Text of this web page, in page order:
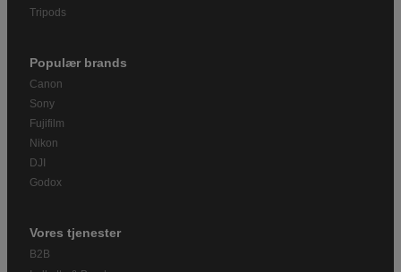
Tripods
Populær brands
Canon
Sony
Fujifilm
Nikon
DJI
Godox
Vores tjenester
B2B